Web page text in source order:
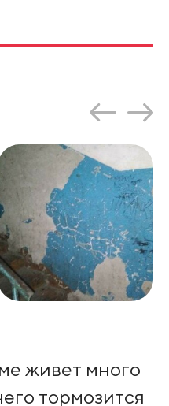
живет много
тормозится